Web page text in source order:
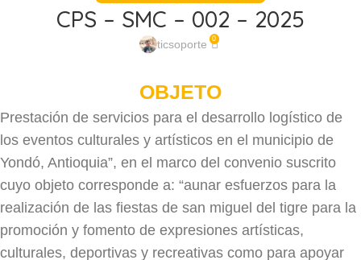
CPS – SMC – 002 – 2025
ticsoporte 0
OBJETO
Prestación de servicios para el desarrollo logístico de
los eventos culturales y artísticos en el municipio de
Yondó, Antioquia”, en el marco del convenio suscrito
cuyo objeto corresponde a: “aunar esfuerzos para la
realización de las fiestas de san miguel del tigre para la
promoción y fomento de expresiones artísticas,
culturales, deportivas y recreativas como para apoyar